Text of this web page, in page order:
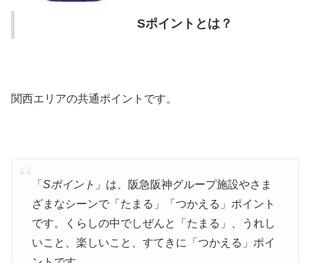
Sポイントとは？
関西エリアの共通ポイントです。
「 Sポイント 」は、阪急阪神グループ施設やさま
ざまなシーンで「たまる」「つかえる」 ポイント
です。くらしの中でしぜんと「たまる」、うれし
いこと、楽しいこと、すてきに「 つかえる」ポイ